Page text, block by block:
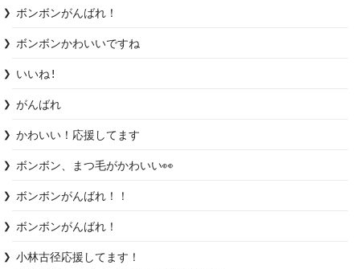
ボンボンがんばれ！
ボンボンかわいいですね
いいね!
がんばれ
かわいい！応援してます
ボンボン、まつ毛がかわいい👀
ボンボンがんばれ！！
ボンボンがんばれ！
小林古径応援してます！